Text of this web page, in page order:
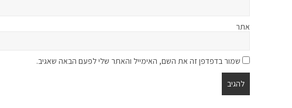
אתר
שמור בדפדפן זה את השם, האימייל והאתר שלי לפעם הבאה שאגיב.